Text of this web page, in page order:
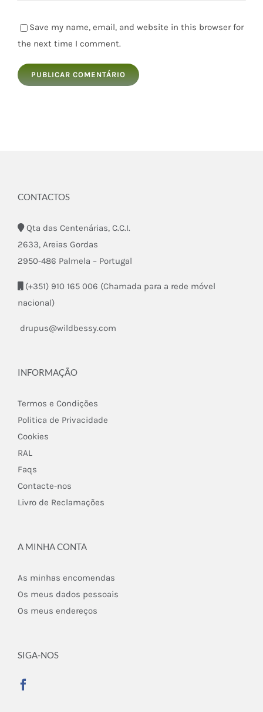
Save my name, email, and website in this browser for
the next time I comment.
CONTACTOS
Qta das Centenárias, C.C.I.
2633, Areias Gordas
2950-486 Palmela – Portugal
(+351) 910 165 006 (Chamada para a rede móvel
nacional)
drupus@wildbessy.com
INFORMAÇÃO
Termos e Condições
Politica de Privacidade
Cookies
RAL
Faqs
Contacte-nos
Livro de Reclamações
A MINHA CONTA
As minhas encomendas
Os meus dados pessoais
Os meus endereços
SIGA-NOS